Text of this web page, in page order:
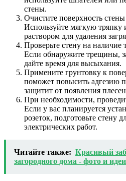
стены.
Очистите поверхность
Используйте мягкую
раствором для удаления
Проверьте стену на
Если обнаружите трещины,
дайте время для высыхания.
Примените грунтовку к
поможет повысить адгезию
защитит от появления
При необходимости,
Если у вас планируется
розеток, подготовьте стену
электрических работ.
Читайте также: Красивый
загородного дома - фото и идеи